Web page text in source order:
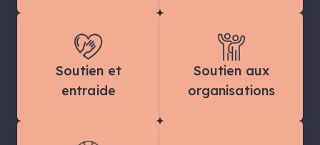
Soutien et
entraide
Soutien aux
organisations